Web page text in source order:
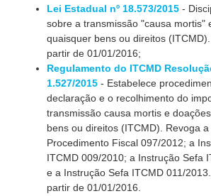
Lei Estadual nº 18.573/2015 -
sobre a transmissão "causa mortis"
quaisquer bens ou direitos
partir de 01/01/2016;
Regulamento do ITCMD
1.527/2015 - Estabelece
declaração e o recolhimento do
transmissão causa mortis e
bens ou direitos (ITCMD). Revoga
Procedimento Fiscal 097/2012; a
ITCMD 009/2010; a Instrução Sefa
e a Instrução Sefa ITCMD 011/
partir de 01/01/2016.